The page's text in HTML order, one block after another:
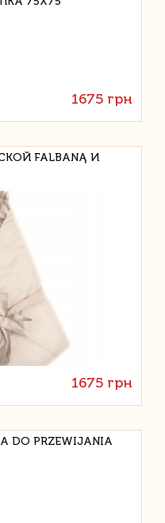
1675 грн
FALBANĄ И
1675 грн
DO PRZEWIJANIA